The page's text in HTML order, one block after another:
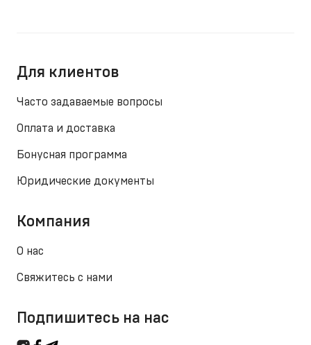
Для клиентов
Часто задаваемые вопросы
Оплата и доставка
Бонусная программа
Юридические документы
Компания
О нас
Свяжитесь с нами
Подпишитесь на нас